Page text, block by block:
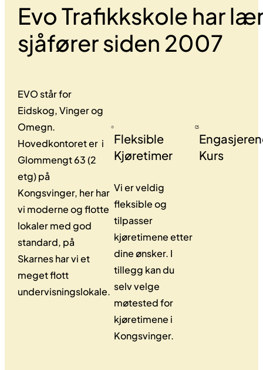
Evo Trafikkskole har
sjåfører siden 2007
EVO står for
Eidskog, Vinger og
Omegn.
Hovedkontoret er i
Glommengt 63 (2
etg) på
Kongsvinger, her har
vi moderne og flotte
lokaler med god
standard, på
Skarnes har vi et
meget flott
undervisningslokale.
Fleksible
Kjøretimer
Vi er veldig
fleksible og
tilpasser
kjøretimene etter
dine ønsker. I
tillegg kan du
selv velge
møtested for
kjøretimene i
Kongsvinger.
Kurs